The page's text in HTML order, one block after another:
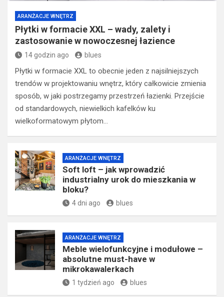
ARANŻACJE WNĘTRZ
Płytki w formacie XXL – wady, zalety i
zastosowanie w nowoczesnej łazience
14 godzin ago blues
Płytki w formacie XXL to obecnie jeden z najsilniejszych
trendów w projektowaniu wnętrz, który całkowicie zmienia
sposób, w jaki postrzegamy przestrzeń łazienki. Przejście
od standardowych, niewielkich kafelków ku
wielkoformatowym płytom…
ARANŻACJE WNĘTRZ
Soft loft – jak wprowadzić
industrialny urok do mieszkania w
bloku?
4 dni ago blues
ARANŻACJE WNĘTRZ
Meble wielofunkcyjne i modułowe –
absolutne must-have w
mikrokawalerkach
1 tydzień ago blues